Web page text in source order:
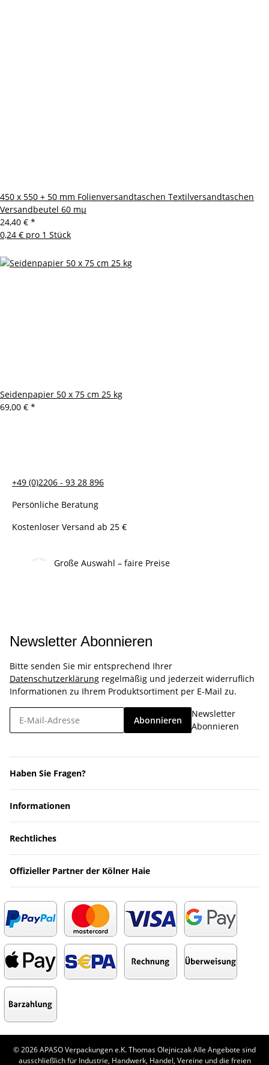
450 x 550 + 50 mm Folienversandtaschen Textilversandtaschen
Versandbeutel 60 mµ
24,40 € *
0,24 € pro 1 Stück
Seidenpapier 50 x 75 cm 25 kg
69,00 € *
+49 (0)2206 - 93 28 896
Persönliche Beratung
Kostenloser Versand ab 25 €
Große Auswahl – faire Preise
Newsletter Abonnieren
Bitte senden Sie mir entsprechend Ihrer
Datenschutzerklärung regelmäßig und jederzeit widerruflich
Informationen zu Ihrem Produktsortiment per E-Mail zu.
Abonnieren
Newsletter
Abonnieren
Haben Sie Fragen?
Informationen
Rechtliches
Offizieller Partner der Kölner Haie
© 2026 APASO Verpackungen e.K. Thomas Olejniczak Alle Angebote sind
ausschließlich für Industrie, Handwerk, Handel, Vereine und die freien